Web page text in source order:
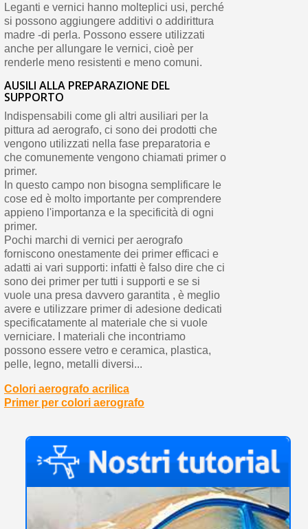
Leganti e vernici hanno molteplici usi, perché
si possono aggiungere additivi o addirittura
madre -di perla. Possono essere utilizzati
anche per allungare le vernici, cioè per
renderle meno resistenti e meno comuni.
AUSILI ALLA PREPARAZIONE DEL
SUPPORTO
Indispensabili come gli altri ausiliari per la
pittura ad aerografo, ci sono dei prodotti che
vengono utilizzati nella fase preparatoria e
che comunemente vengono chiamati primer o
primer.
In questo campo non bisogna semplificare le
cose ed è molto importante per comprendere
appieno l'importanza e la specificità di ogni
primer.
Pochi marchi di vernici per aerografo
forniscono onestamente dei primer efficaci e
adatti ai vari supporti: infatti è falso dire che ci
sono dei primer per tutti i supporti e se si
vuole una presa davvero garantita , è meglio
avere e utilizzare primer di adesione dedicati
specificatamente al materiale che si vuole
verniciare. I materiali che incontriamo
possono essere vetro e ceramica, plastica,
pelle, legno, metalli diversi...
Colori aerografo acrilica
Primer per colori aerografo